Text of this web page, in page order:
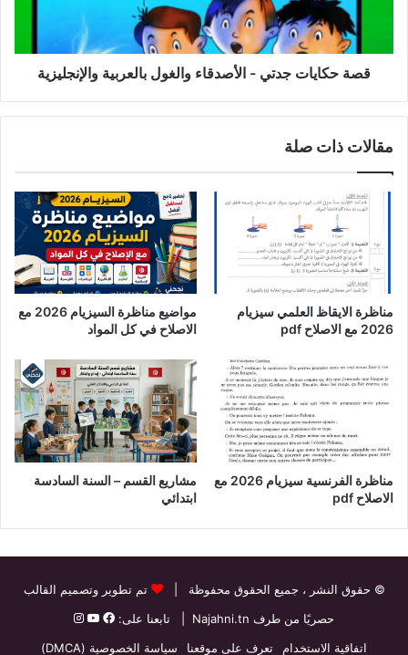
والإنجليزية
قصة حكايات جدتي - الأصدقاء والغول بالعربية والإنجليزية
مقالات ذات صلة
مناظرة الايقاظ العلمي سيزيام
2026 مع الاصلاح pdf
مواضيع مناظرة السيزيام 2026 مع
الاصلاح في كل المواد
مناظرة الفرنسية سيزيام 2026 مع
الاصلاح pdf
مشاريع القسم – السنة السادسة
ابتدائي
© حقوق النشر ، جميع الحقوق محفوظة |
تم تطوير وتصميم القالب
حصريًا من طرف Najahni.tn | تابعنا على:
اتفاقية الاستخدام
تعرف على موقعنا سياسة الخصوصية (DMCA)